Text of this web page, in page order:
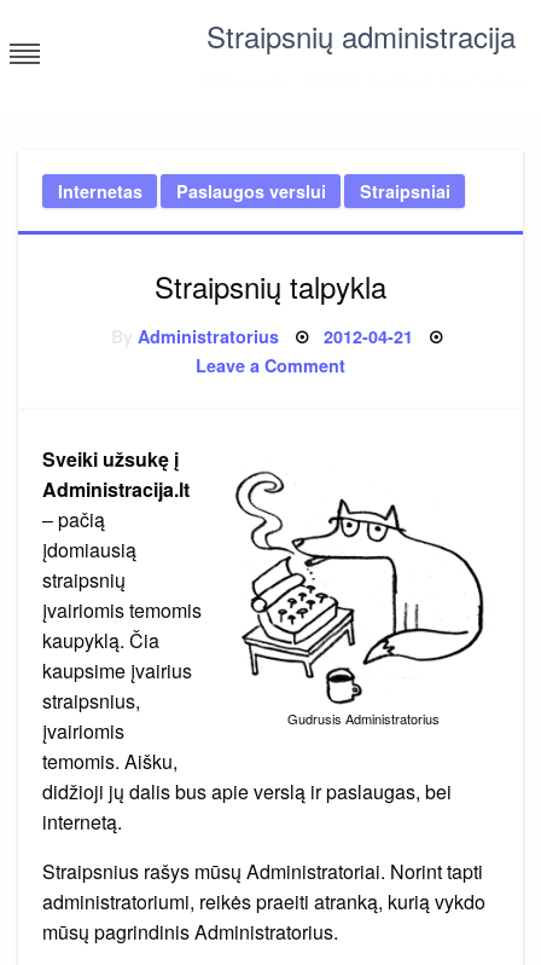
to
content
Straipsnių administracija
Internetas Paslaugos verslui Straipsniai
Straipsnių talpykla
Administratorius Posted
2012-04-21
Leave a Commenton
Gudrusis Administratorius
Sveiki užsukę į
Administracija.lt
– pačią
įdomiausią
straipsnių
įvairiomis temomis
kaupyklą. Čia
kaupsime įvairius
straipsnius,
įvairiomis
temomis. Aišku,
didžioji jų dalis bus apie verslą ir paslaugas, bei
internetą.
Straipsnius rašys mūsų Administratoriai. Norint tapti
administratoriumi, reikės praeiti atranką, kurią vykdo
mūsų pagrindinis Administratorius.